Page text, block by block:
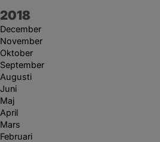
År:
2018
December
November
Oktober
September
Augusti
Juni
Maj
April
Mars
Februari